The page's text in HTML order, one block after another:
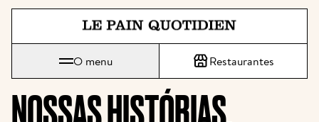
Saltar diretamente para o
Le Pain Quotidien significa O Pão Diário
O menu Restaurantes